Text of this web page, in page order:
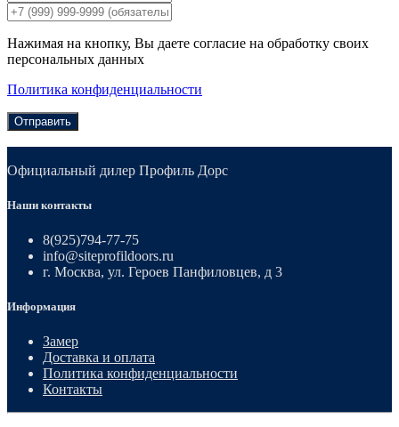
Нажимая на кнопку, Вы даете согласие на обработку своих
персональных данных
Политика конфиденциальности
Отправить
Официальный дилер Профиль Дорс
Наши контакты
8(925)794-77-75
info@siteprofildoors.ru
г. Москва, ул. Героев Панфиловцев, д 3
Информация
Замер
Доставка и оплата
Политика конфиденциальности
Контакты